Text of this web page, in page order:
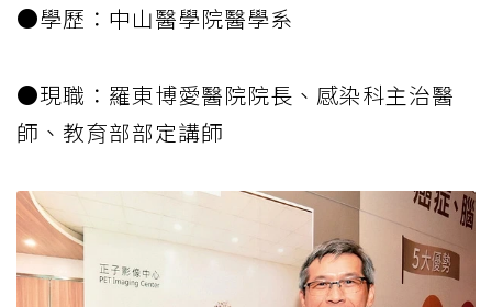
●學歷：中山醫學院醫學系
●現職：羅東博愛醫院院長、感染科主治醫
師、教育部部定講師